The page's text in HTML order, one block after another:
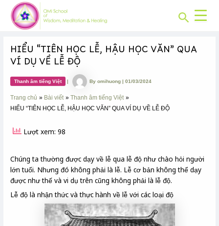
content
Search
HIỂU “TIÊN HỌC LỄ, HẬU HỌC VĂN” QUA
VÍ DỤ VỀ LỄ ĐỘ
Thanh âm tiếng Việt | Byomihuong|01/03/2024
Trang chủ Bài viết
Thanh âm tiếng Việt
HIỂU “TIÊN HỌC LỄ, HẬU HỌC VĂN” QUA VÍ DỤ VỀ LỄ ĐỘ
Lượt xem: 98
Chúng ta thường được dạy về lễ qua lễ độ như chào hỏi người
lớn tuổi. Nhưng đó không phải là lễ. Lễ cơ bản không thể dạy
được như thế và vi dụ trên cũng không phải là lễ độ.
Lễ độ là nhận thức và thực hành về lễ với các loại độ
Post
navigation
CHUYÊN
MỤC: